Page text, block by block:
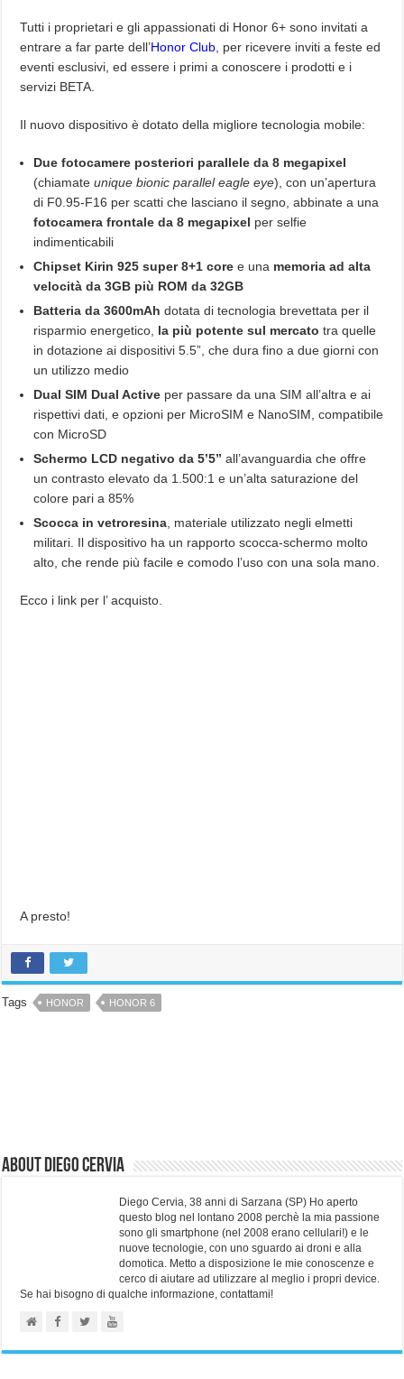
Tutti i proprietari e gli appassionati di Honor 6+ sono invitati a
entrare a far parte dell’Honor Club , per ricevere inviti a feste ed
eventi esclusivi, ed essere i primi a conoscere i prodotti e i
servizi BETA.
Il nuovo dispositivo è dotato della migliore tecnologia mobile:
Due fotocamere posteriori parallele da 8 megapixel
(chiamateunique bionic parallel eagle eye), con un’apertura
di F0.95-F16 per scatti che lasciano il segno, abbinate a una
fotocamera frontale da 8 megapixel per selfie
indimenticabili
Chipset Kirin 925 super 8+1 coree una memoria ad alta
velocità da 3GB più ROM da 32GB
Batteria da 3600mAh dotata di tecnologia brevettata per il
risparmio energetico, la più potente sul mercatotra quelle
in dotazione ai dispositivi 5.5”, che dura fino a due giorni con
un utilizzo medio
Dual SIM Dual Active per passare da una SIM all’altra e ai
rispettivi dati, e opzioni per MicroSIM e NanoSIM, compatibile
con MicroSD
Schermo LCD negativo da 5’5” all’avanguardia che offre
un contrasto elevato da 1.500:1 e un’alta saturazione del
colore pari a 85%
Scocca in vetroresina , materiale utilizzato negli elmetti
militari. Il dispositivo ha un rapporto scocca-schermo molto
alto, che rende più facile e comodo l’uso con una sola mano.
Ecco i link per l’ acquisto.
A presto!
Tags HONOR HONOR 6
About Diego Cervia
Diego Cervia, 38 anni di Sarzana (SP) Ho aperto
questo blog nel lontano 2008 perchè la mia passione
sono gli smartphone (nel 2008 erano cellulari!) e le
nuove tecnologie, con uno sguardo ai droni e alla
domotica. Metto a disposizione le mie conoscenze e
cerco di aiutare ad utilizzare al meglio i propri device.
Se hai bisogno di qualche informazione, contattami!